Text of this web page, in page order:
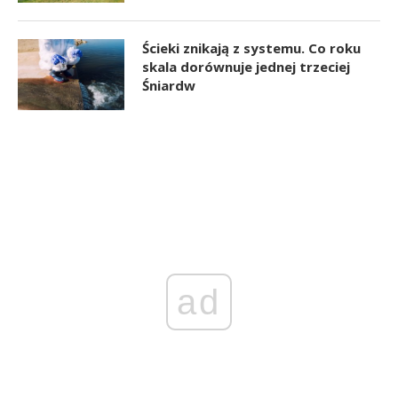
Ścieki znikają z systemu. Co roku
skala dorównuje jednej trzeciej
Śniardw
ad